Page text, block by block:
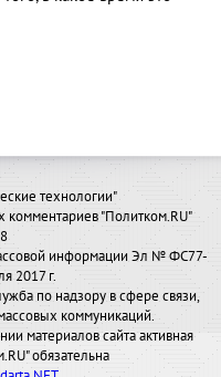
технологии"
"Политком.RU"
информации Эл № ФС77-
2017 г.
по надзору в сфере связи,
коммуникаций.
материалов сайта активная
обязательна